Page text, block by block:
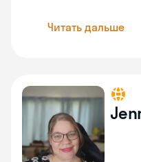
Читать дальше